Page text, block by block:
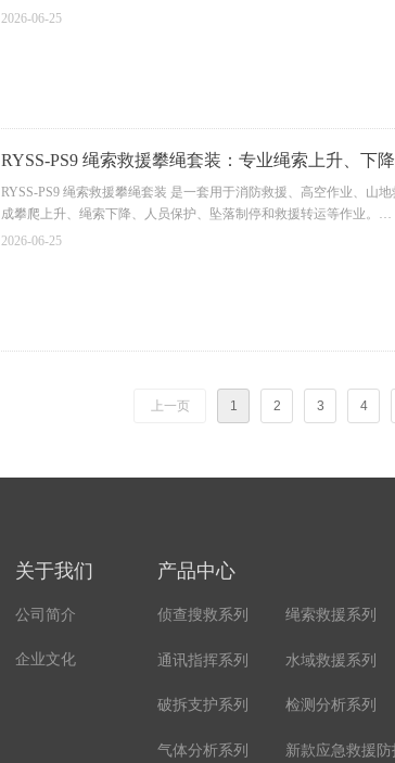
2026-06-25
RYSS-PS9 绳索救援攀绳套装：专业绳索上升、下
RYSS-PS9 绳索救援攀绳套装 是一套用于消防救援、高空作业、山
成攀爬上升、绳索下降、人员保护、坠落制停和救援转运等作业。
2026-06-25
上一页 1 2 3 4
关于我们
公司简介
企业文化
产品中心
绳索救援系列
水域救援系列
检测分析系列
新款应急救援防
侦查搜救系列
通讯指挥系列
破拆支护系列
气体分析系列